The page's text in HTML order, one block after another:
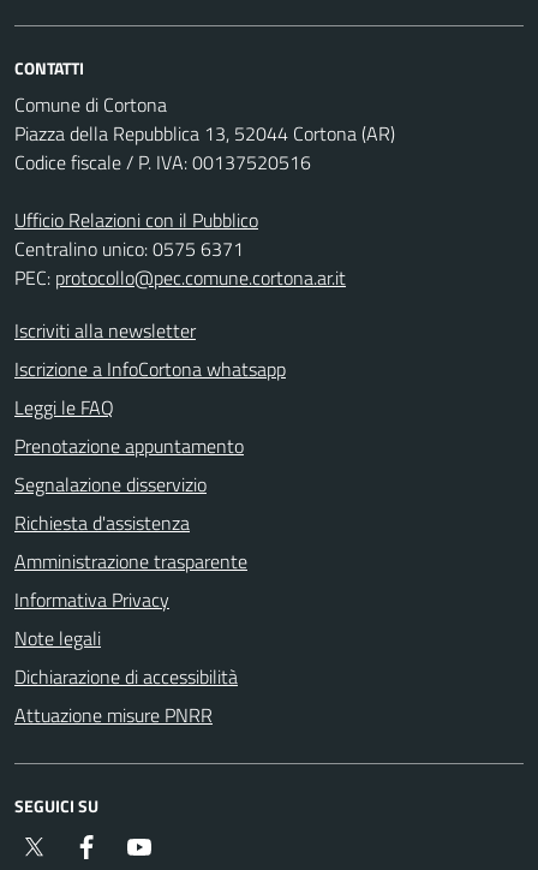
CONTATTI
Comune di Cortona
Piazza della Repubblica 13, 52044 Cortona (AR)
Codice fiscale / P. IVA: 00137520516
Ufficio Relazioni con il Pubblico
Centralino unico: 0575 6371
PEC: protocollo@pec.comune.cortona.ar.it
Iscriviti alla newsletter
Iscrizione a InfoCortona whatsapp
Leggi le FAQ
Prenotazione appuntamento
Segnalazione disservizio
Richiesta d'assistenza
Amministrazione trasparente
Informativa Privacy
Note legali
Dichiarazione di accessibilità
Attuazione misure PNRR
SEGUICI SU
Twitter Facebook